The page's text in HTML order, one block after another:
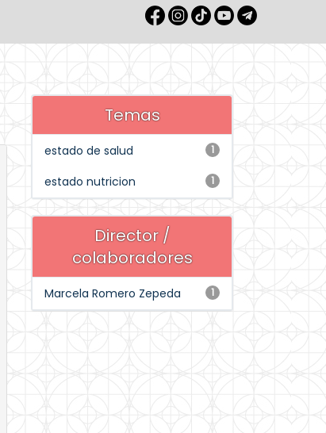
Temas
1
estado de salud
1
estado nutricion
Director /
colaboradores
1
Marcela Romero Zepeda